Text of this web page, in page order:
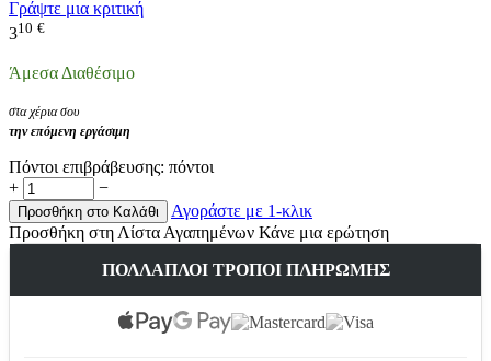
Γράψτε μια κριτική
310 €
Άμεσα Διαθέσιμο
στα χέρια σου
την επόμενη εργάσιμη
Πόντοι επιβράβευσης: πόντοι
+
−
Προσθήκη στο Καλάθι
Αγοράστε με 1-κλικ
Προσθήκη στη Λίστα Αγαπημένων Κάνε μια ερώτηση
ΠΟΛΛΑΠΛΟΊ ΤΡΌΠΟΙ ΠΛΗΡΩΜΉΣ